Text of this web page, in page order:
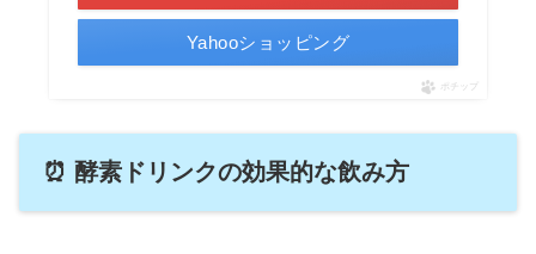
Yahooショッピング
ポチップ
⏰ 酵素ドリンクの効果的な飲み方